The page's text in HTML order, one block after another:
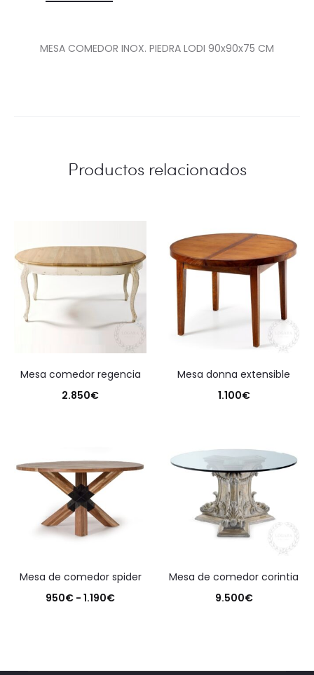
MESA COMEDOR INOX. PIEDRA LODI 90x90x75 CM
Productos relacionados
mesa comedor regencia
2.850€
mesa donna extensible
1.100€
mesa de comedor spider
950€ - 1.190€Rango
mesa de comedor corintia
9.500€